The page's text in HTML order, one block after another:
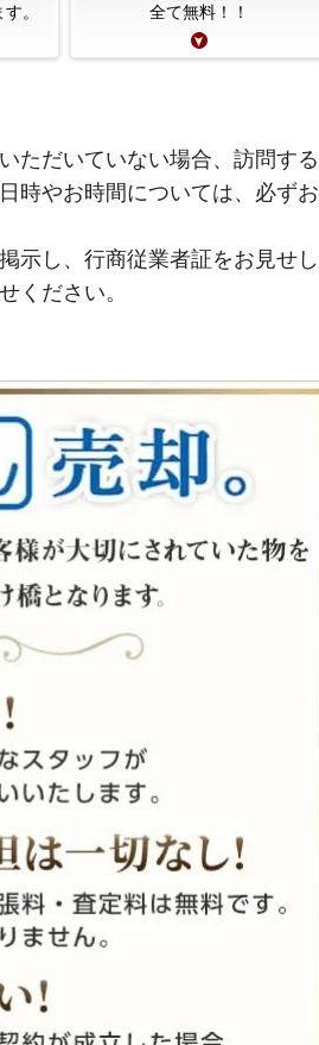
。
全て無料！！
ただいていない場合、訪問する
時やお時間については、必ずお
示し、行商従業者証をお見せし
ください。